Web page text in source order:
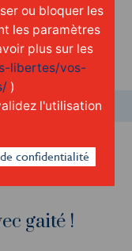
gaité !
ou bloquer les
les paramètres
plus sur les
libertes/vos-
)
l'utilisation
confidentialité